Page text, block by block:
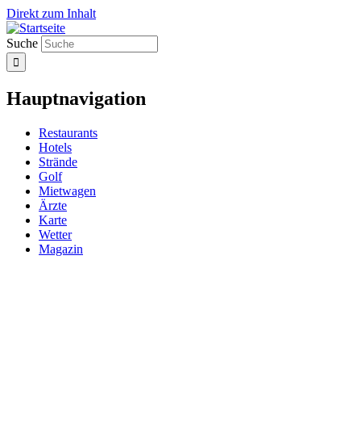
Direkt zum Inhalt
Suche
Hauptnavigation
Restaurants
Hotels
Strände
Golf
Mietwagen
Ärzte
Karte
Wetter
Magazin